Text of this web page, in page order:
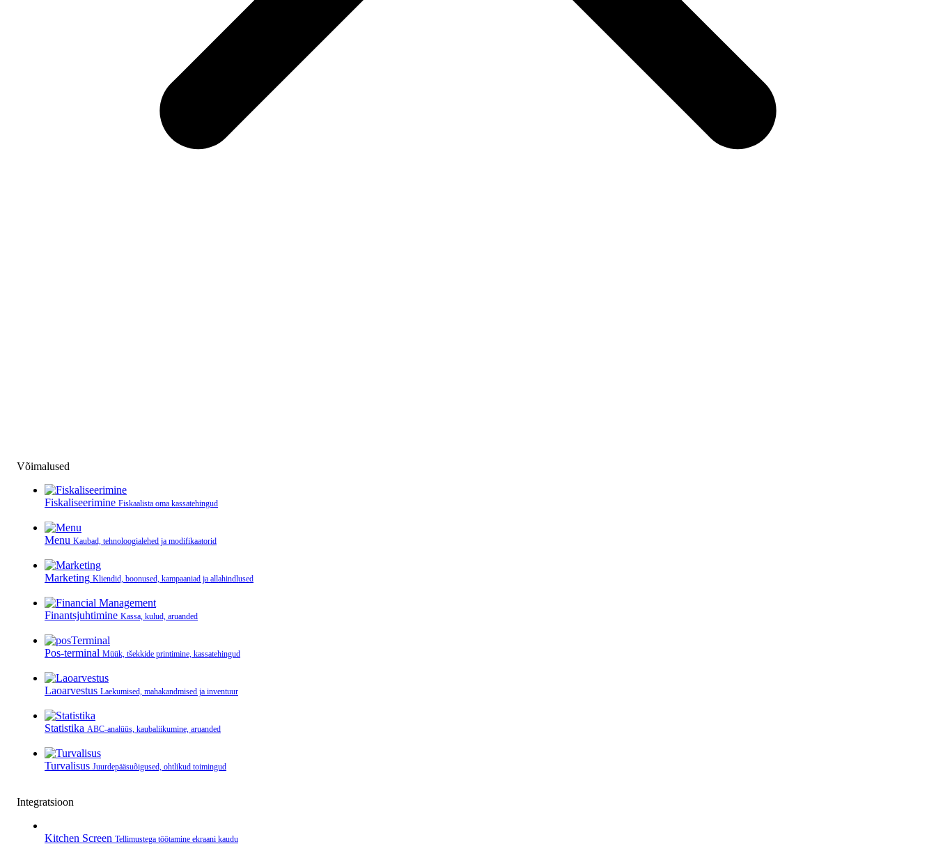
Võimalused
Fiskaliseerimine Fiskaalista oma kassatehingud
Menu Kaubad, tehnoloogialehed ja modifikaatorid
Marketing Kliendid, boonused, kampaaniad ja allahindlused
Finantsjuhtimine Kassa, kulud, aruanded
Pos-terminal Müük, tšekkide printimine, kassatehingud
Laoarvestus Laekumised, mahakandmised ja inventuur
Statistika ABC-analüüs, kaubaliikumine, aruanded
Turvalisus Juurdepääsuõigused, ohtlikud toimingud
Integratsioon
Kitchen Screen Tellimustega töötamine ekraani kaudu